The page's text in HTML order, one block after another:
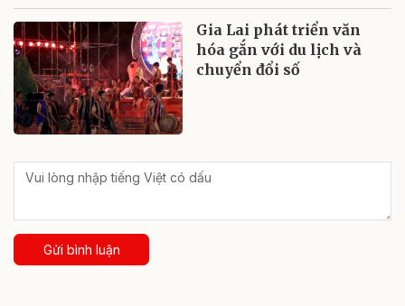
Gia Lai phát triển văn
hóa gắn với du lịch và
chuyển đổi số
Gửi bình luận